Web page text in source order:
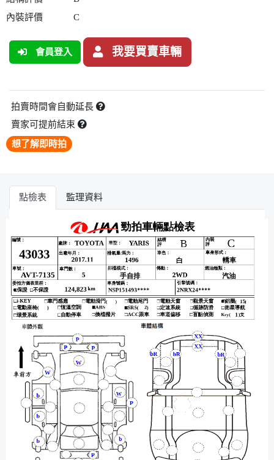
內裝評價
C
會員登入 我要買賣車輛
拍賣時間會自動延長
賣家可提前結束
想了解即時拍
點檢表 監理資料